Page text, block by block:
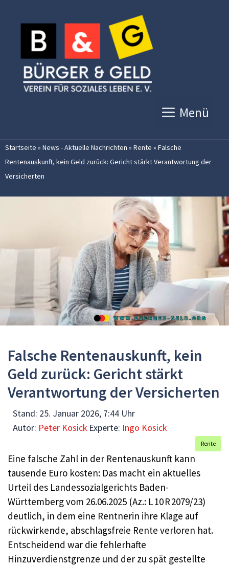
Inhalt
springen
Menü
Startseite » News - Aktuelle Nachrichten » Rente » Falsche
Rentenauskunft, kein Geld zurück: Gericht stärkt Verantwortung der
Versicherten
Falsche Rentenauskunft, kein
Geld zurück: Gericht stärkt
Verantwortung der Versicherten
Stand: 25. Januar 2026, 7:44 Uhr
Autor: Peter Kosick Experte: Ingo Kosick
Rente
Eine falsche Zahl in der Rentenauskunft kann
tausende Euro kosten: Das macht ein aktuelles
Urteil des Landessozialgerichts Baden-
Württemberg vom 26.06.2025 (Az.: L 10 R 2079/23)
deutlich, in dem eine Rentnerin ihre Klage auf
rückwirkende, abschlagsfreie Rente verloren hat.
Entscheidend war die fehlerhafte
Hinzuverdienstgrenze und der zu spät gestellte